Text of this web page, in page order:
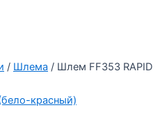
/ Шлема / Шлем FF353 RAPID